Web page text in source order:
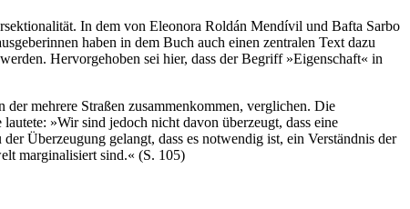
In dem von Eleonora Roldán Mendívil und Bafta Sarbo
haben in dem Buch auch einen zentralen Text dazu
Hervorgehoben sei hier, dass der Begriff »Eigenschaft« in
mehrere Straßen zusammenkommen, verglichen. Die
»Wir sind jedoch nicht davon überzeugt, dass eine
Überzeugung gelangt, dass es notwendig ist, ein Verständnis der
marginalisiert sind.« (S. 105)